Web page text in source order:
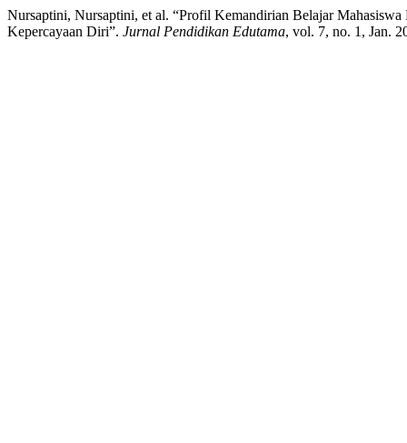
Nursaptini, Nursaptini, et al. “Profil Kemandirian Belajar
Kepercayaan Diri”. Jurnal Pendidikan Edutama, vol. 7, no. 1, Jan.